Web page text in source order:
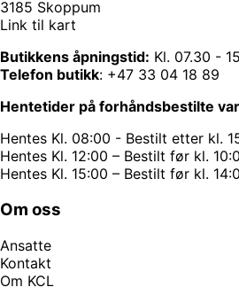
3185 Skoppum
Link til kart
Butikkens åpningstid: Kl. 07.30 -
Telefon butikk: +47 33 04 18 89
Hentetider på forhåndsbestilte
Hentes Kl. 08:00 - Bestilt etter kl.
Hentes Kl. 12:00 – Bestilt før kl.
Hentes Kl. 15:00 – Bestilt før kl.
Om oss
Ansatte
Kontakt
Om KCL